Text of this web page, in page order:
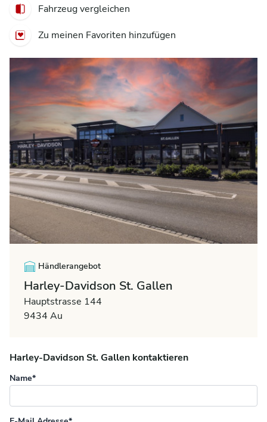
Fahrzeug vergleichen
Zu meinen Favoriten hinzufügen
Händlerangebot
Harley-Davidson St. Gallen
Hauptstrasse 144
9434 Au
Harley-Davidson St. Gallen kontaktieren
Name*